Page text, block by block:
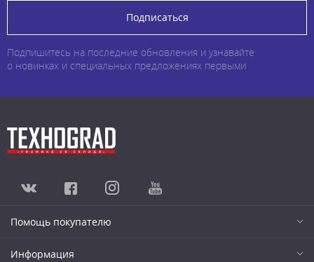
Подписаться
Подпишитесь на последние обновления и узнавайте
о новинках и специальных предложениях первыми
Помощь покупателю
Информация